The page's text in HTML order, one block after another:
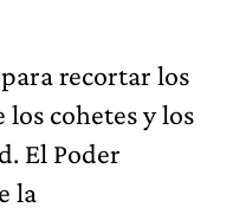
recortar los
cohetes y los
El Poder
la